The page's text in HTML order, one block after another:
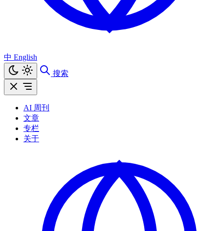
中 English
搜索
AI 周刊
文章
专栏
关于